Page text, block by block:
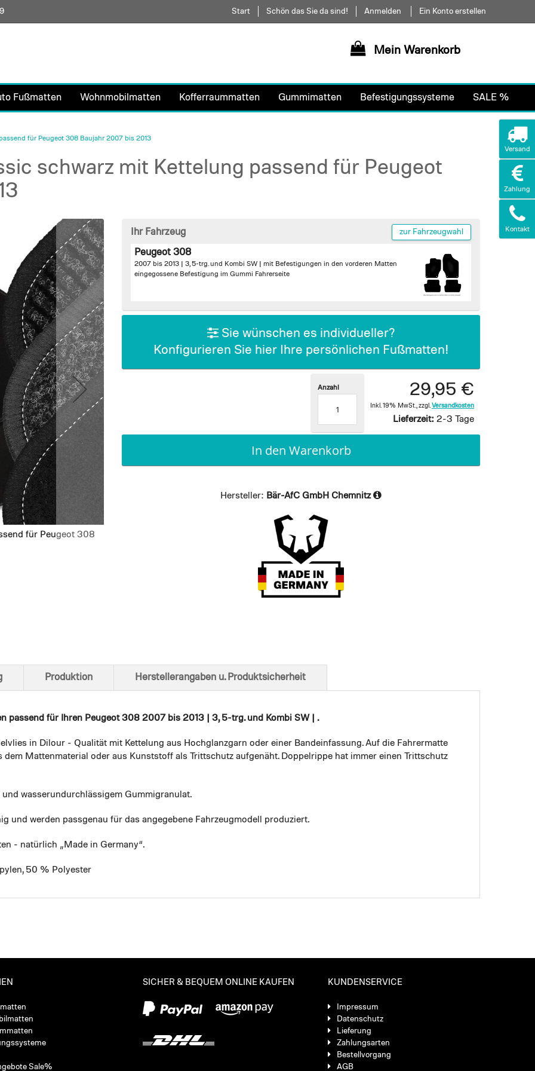
Direkt
zum
Start Schön das Sie da sind! Anmelden Ein Konto erstellen
Mein Warenkorb
Fußmatten Wohnmobilmatten Kofferraummatten Gummimatten Befestigungssysteme SALE %
für Peugeot 308 Baujahr 2007 bis 2013
schwarz mit Kettelung passend für Peugeot
für Peugeot 308
Ansicht von unten
Ihr Fahrzeug zur Fahrzeugwahl
Peugeot 308
2007 bis 2013 | 3, 5-trg. und Kombi SW | mit Befestigungen in den vorderen Matten
eingegossene Befestigung im Gummi Fahrerseite
Sie wünschen es individueller?
Konfigurieren Sie hier Ihre persönlichen Fußmatten!
29,95 €
Inkl. 19% MwSt. zzgl. Versandkosten
Lieferzeit: 2-3 Tage
Anzahl
In den Warenkorb
Hersteller: Bär-AfC GmbH Chemnitz
passend für Ihren Peugeot 308 2007 bis 2013 | 3, 5-trg. und Kombi SW | .
in Dilour - Qualität mit Kettelung aus Hochglanzgarn oder einer Bandeinfassung. Auf die Fahrermatte
Mattenmaterial oder aus Kunststoff als Trittschutz aufgenäht. Doppelrippe hat immer einen Trittschutz
wasserundurchlässigem Gummigranulat.
und werden passgenau für das angegebene Fahrzeugmodell produziert.
- natürlich „Made in Germany“.
50 % Polyester
Produktion Herstellerangaben u. Produktsicherheit
Sale%
SICHER & BEQUEM ONLINE KAUFEN KUNDENSERVICE
Impressum
Datenschutz
Lieferung
Zahlungsarten
Bestellvorgang
AGB
Versand
Zahlung
Kontakt